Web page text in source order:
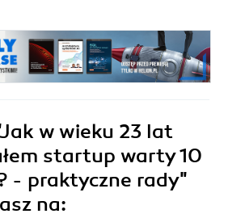
w wieku 23 lat
startup warty 10
- praktyczne rady"
na: